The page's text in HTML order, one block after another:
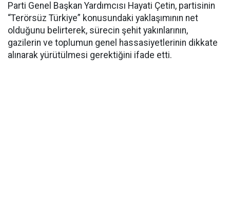
Parti Genel Başkan Yardımcısı Hayati Çetin, partisinin
“Terörsüz Türkiye” konusundaki yaklaşımının net
olduğunu belirterek, sürecin şehit yakınlarının,
gazilerin ve toplumun genel hassasiyetlerinin dikkate
alınarak yürütülmesi gerektiğini ifade etti.